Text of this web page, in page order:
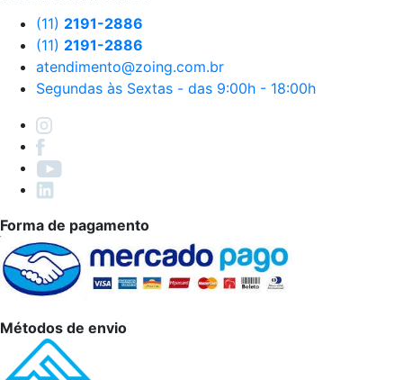
(11) 2191-2886
(11) 2191-2886
atendimento@zoing.com.br
Segundas às Sextas - das 9:00h - 18:00h
Forma de pagamento
Métodos de envio